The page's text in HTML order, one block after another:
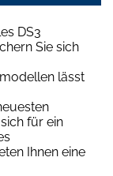
DS3
Sie sich
lässt
für ein
Ihnen eine